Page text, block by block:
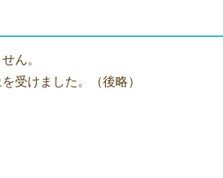
ん。
受けました。（後略）